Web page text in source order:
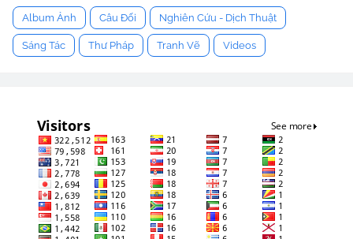
Album Ảnh Câu Đối Nghiên Cứu - Dịch Thuật
Sáng Tác Thư Pháp Tranh Vẽ Videos